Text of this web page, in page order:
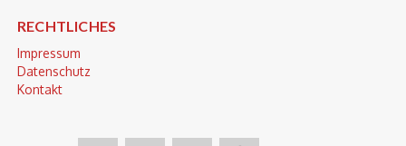
RECHTLICHES
Impressum
Datenschutz
Kontakt